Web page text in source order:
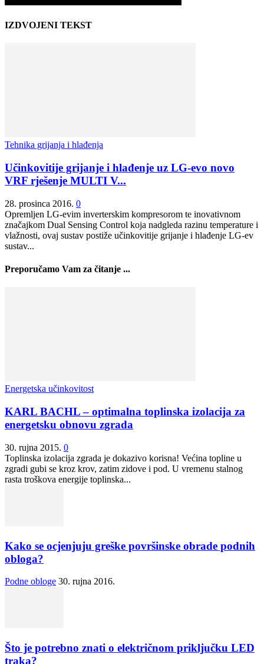
IZDVOJENI TEKST
Tehnika grijanja i hlađenja
Učinkovitije grijanje i hlađenje uz LG-evo novo
VRF rješenje MULTI V...
28. prosinca 2016. 0
Opremljen LG-evim inverterskim kompresorom te inovativnom
značajkom Dual Sensing Control koja nadgleda razinu temperature i
vlažnosti, ovaj sustav postiže učinkovitije grijanje i hlađenje LG-ev
sustav...
Preporučamo Vam za čitanje ...
Energetska učinkovitost
KARL BACHL – optimalna toplinska izolacija za
energetsku obnovu zgrada
30. rujna 2015. 0
Toplinska izolacija zgrada je dokazivo korisna! Većina topline u
zgradi gubi se kroz krov, zatim zidove i pod. U vremenu stalnog
rasta troškova energije toplinska...
Kako se ocjenjuju greške površinske obrade podnih
obloga?
Podne obloge 30. rujna 2016.
Što je potrebno znati o električnom priključku LED
traka?